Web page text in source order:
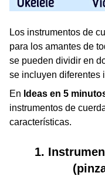
Los instrumentos de
para los amantes de
se pueden dividir en
se incluyen diferentes
En Ideas en 5
instrumentos de
características.
1.